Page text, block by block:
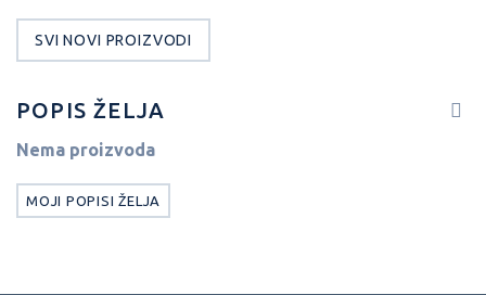
SVI NOVI PROIZVODI
POPIS ŽELJA
Nema proizvoda
MOJI POPISI ŽELJA